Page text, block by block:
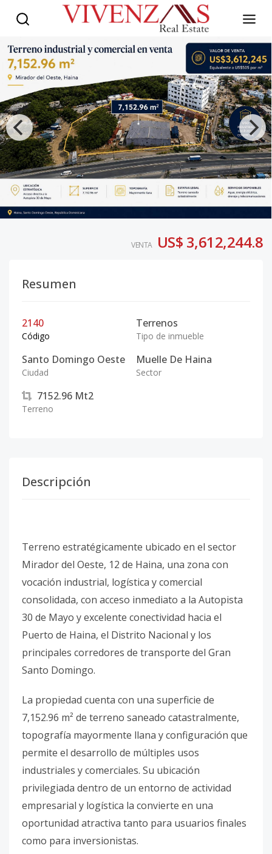
VENTA US$ 3,612,244.8
Resumen
2140
Código
Terrenos
Tipo de inmueble
Santo Domingo Oeste
Ciudad
Muelle De Haina
Sector
7152.96 Mt2
Terreno
Descripción
Terreno estratégicamente ubicado en el sector
Mirador del Oeste, 12 de Haina, una zona con
vocación industrial, logística y comercial
consolidada, con acceso inmediato a la Autopista
30 de Mayo y excelente conectividad hacia el
Puerto de Haina, el Distrito Nacional y los
principales corredores de transporte del Gran
Santo Domingo.
La propiedad cuenta con una superficie de
7,152.96 m² de terreno saneado catastralmente,
topografía mayormente llana y configuración que
permite el desarrollo de múltiples usos
industriales y comerciales. Su ubicación
privilegiada dentro de un entorno de actividad
empresarial y logística la convierte en una
oportunidad atractiva tanto para usuarios finales
como para inversionistas.